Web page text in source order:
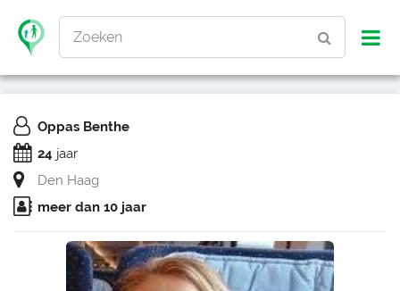
Zoeken
Oppas Benthe
24 jaar
Den Haag
meer dan 10 jaar